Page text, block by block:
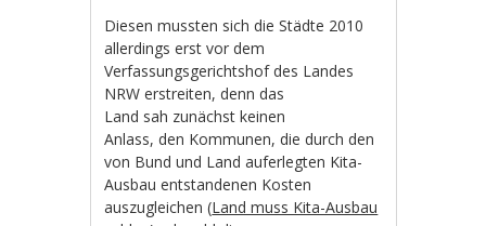
Diesen mussten sich die Städte 2010
allerdings erst vor dem
Verfassungsgerichtshof des Landes
NRW erstreiten, denn das
Land sah zunächst keinen
Anlass, den Kommunen, die durch den
von Bund und Land auferlegten Kita-
Ausbau entstandenen Kosten
auszugleichen (Land muss Kita-Ausbau